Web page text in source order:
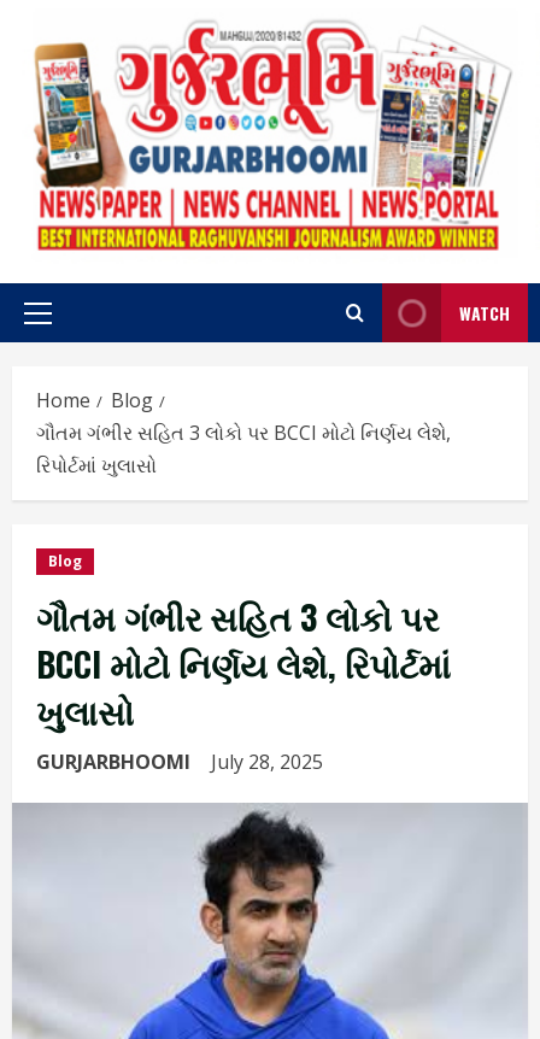
content
Primary
WATCH
Home
Blog
ગૌતમ ગંભીર સહિત 3 લોકો પર BCCI મોટો નિર્ણય લેશે,
રિપોર્ટમાં ખુલાસો
Blog
ગૌતમ ગંભીર સહિત 3 લોકો પર
BCCI મોટો નિર્ણય લેશે, રિપોર્ટમાં
ખુલાસો
GURJARBHOOMI July 28, 2025